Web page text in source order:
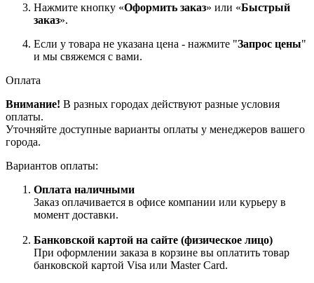
Нажмите кнопку «Оформить заказ» или «Быстрый
заказ».
Если у товара не указана цена - нажмите "Запрос цены"
и мы свяжемся с вами.
Оплата
Внимание! В разных городах действуют разные условия
оплаты.
Уточняйте доступные варианты оплаты у менеджеров вашего
города.
Вариантов оплаты:
Оплата наличными
Заказ оплачивается в офисе компании или курьеру в
момент доставки.
Банковской картой на сайте (физическое лицо)
При оформлении заказа в корзине вы оплатить товар
банковской картой Visa или Master Card.